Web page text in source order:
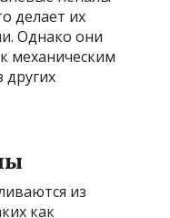
делает их
Однако они
механическим
из
как